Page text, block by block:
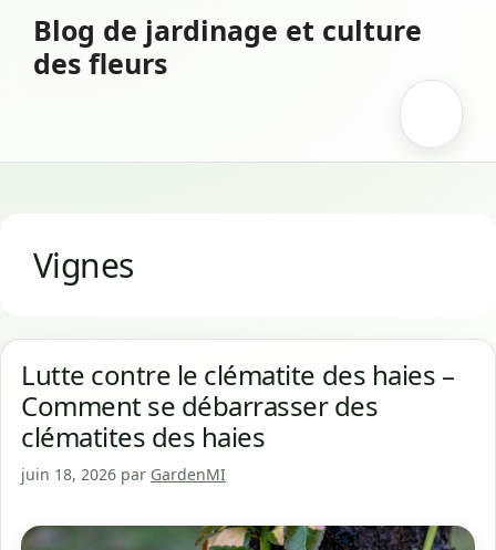
contenu
Blog de jardinage et culture
des fleurs
Vignes
Lutte contre le clématite des haies –
Comment se débarrasser des
clématites des haies
juin 18, 2026 par GardenMI